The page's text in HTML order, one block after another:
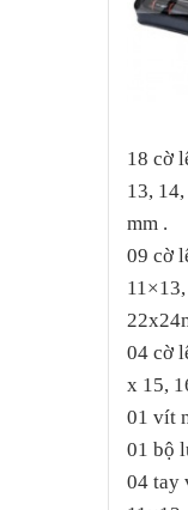
18 cờ
13,
mm .
09 cờ
04 cờ
x 15,
01 vít
01 bộ
04 tay